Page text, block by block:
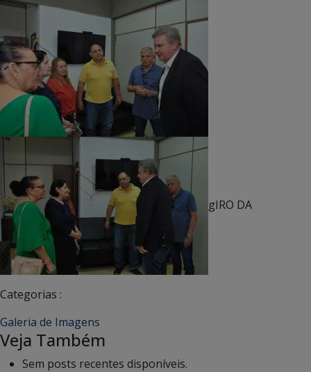
gIRO DA
Categorias :
Galeria de Imagens
Veja Também
Sem posts recentes disponíveis.